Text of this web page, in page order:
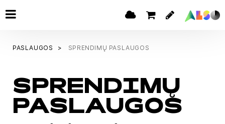
PASLAUGOS SPRENDIMŲ PASLAUGOS
SPRENDIMŲ
PASLAUGOS